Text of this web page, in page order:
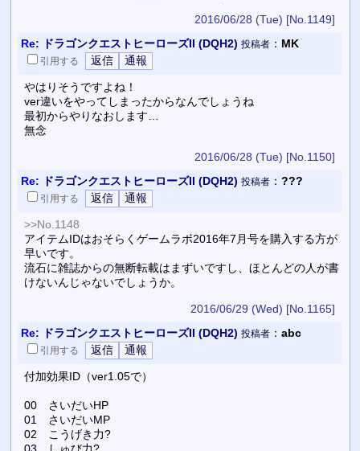
2016/06/28 (Tue) [No.1149]
Re: ドラゴンクエストヒーローズII (DQH2) 投稿者： MK
引用する
やはりそうですよね！
ver違いをやってしまったからなんでしょうね
最初からやりなおします…
無念
2016/06/28 (Tue) [No.1150]
Re: ドラゴンクエストヒーローズII (DQH2) 投稿者： ???
引用する
>>No.1148
アイテムIDはおそらくゲームラボ2016年7月号を購入する方が
早いです。
流石に雑誌からの無断転載はまずいですし、ほとんどの人が書
けないんじゃないでしょうか。
2016/06/29 (Wed) [No.1165]
Re: ドラゴンクエストヒーローズII (DQH2) 投稿者： abc
引用する
付加効果ID（ver1.05で）
00 さいだいHP
01 さいだいMP
02 こうげき力?